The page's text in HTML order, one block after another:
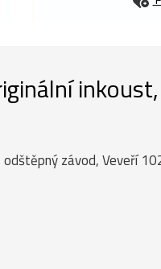
odštěpný závod, Veveří